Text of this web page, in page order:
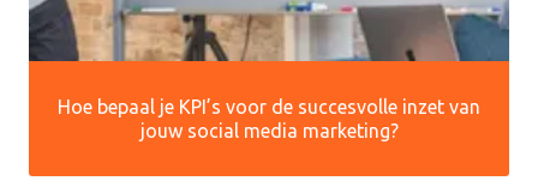
Hoe bepaal je KPI’s voor de succesvolle inzet van
jouw social media marketing?